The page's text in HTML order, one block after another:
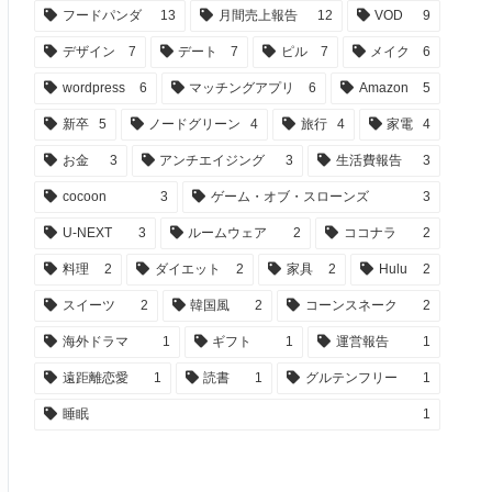
フードパンダ 13 月間売上報告 12 VOD 9
デザイン 7 デート 7 ピル 7 メイク 6
wordpress 6 マッチングアプリ 6 Amazon 5
新卒 5 ノードグリーン 4 旅行 4 家電 4
お金 3 アンチエイジング 3 生活費報告 3
cocoon 3 ゲーム・オブ・スローンズ 3
U-NEXT 3 ルームウェア 2 ココナラ 2
料理 2 ダイエット 2 家具 2 Hulu 2
スイーツ 2 韓国風 2 コーンスネーク 2
海外ドラマ 1 ギフト 1 運営報告 1
遠距離恋愛 1 読書 1 グルテンフリー 1
睡眠 1